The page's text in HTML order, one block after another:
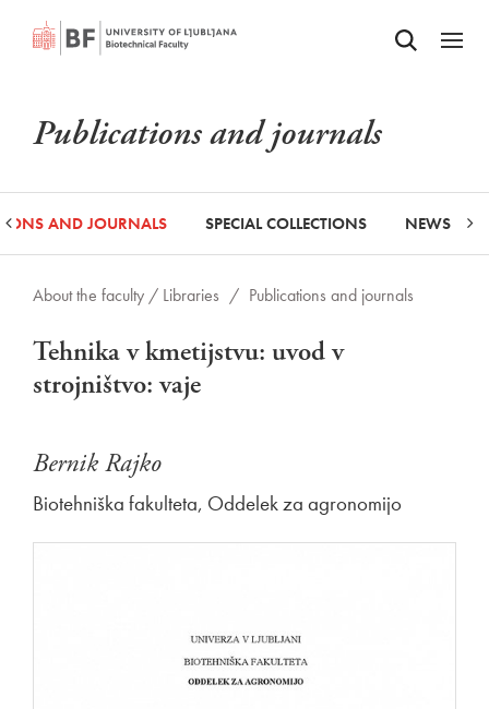
SKIP TO MAIN CONTENTOdpri iskalnik
Odpri
Publications and journals
AND JOURNALS SPECIAL COLLECTIONS NEWS
About the faculty / Libraries / Publications and journals
Tehnika v kmetijstvu: uvod v
strojništvo: vaje
Bernik Rajko
Biotehniška fakulteta, Oddelek za agronomijo